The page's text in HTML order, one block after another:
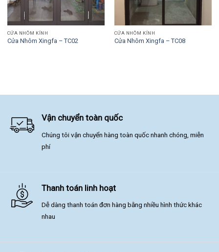
CỬA NHÔM KÍNH
Cửa Nhôm Xingfa – TC02
CỬA NHÔM KÍNH
Cửa Nhôm Xingfa – TC08
Vận chuyển toàn quốc
Chúng tôi vận chuyển hàng toàn quốc nhanh chóng, miễn
phí
Thanh toán linh hoạt
Dễ dàng thanh toán đơn hàng bằng nhiều hình thức khác
nhau